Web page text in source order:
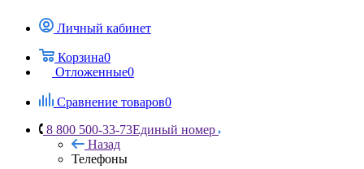
Личный кабинет
Корзина0
Отложенные0
Сравнение товаров0
8 800 500-33-73Единый номер
Назад
Телефоны